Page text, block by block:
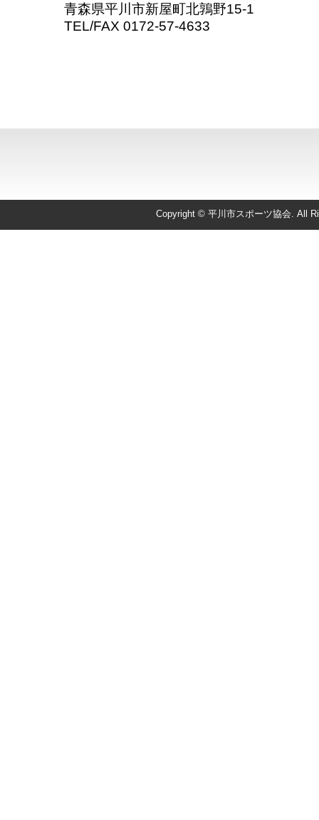
青森県平川市新屋町北鶉野15-1
TEL/FAX 0172-57-4633
Copyright © 平川市スポーツ協会. All